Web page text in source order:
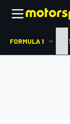
FORMULA 1